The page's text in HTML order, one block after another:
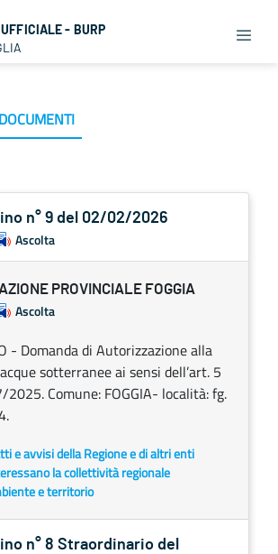
- BURP
DOCUMENTI
n° 9 del 02/02/2026
Ascolta
PROVINCIALE FOGGIA
Ascolta
- Domanda di Autorizzazione alla
sotterranee ai sensi dell’art. 5
2025. Comune: FOGGIA- località: fg.
e avvisi della Regione e di altri enti
la collettività regionale
e territorio
n° 8 Straordinario del